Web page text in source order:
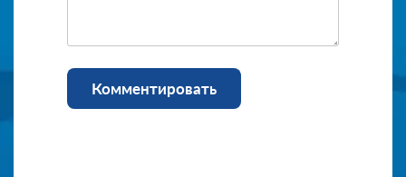
Комментировать